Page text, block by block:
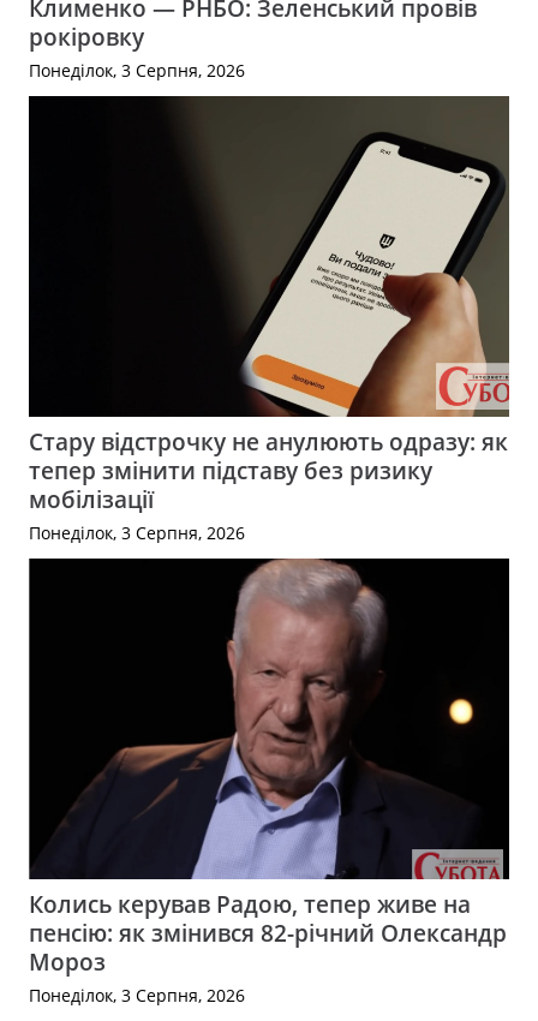
Клименко — РНБО: Зеленський провів
рокіровку
Понеділок, 3 Серпня, 2026
Стару відстрочку не анулюють одразу: як
тепер змінити підставу без ризику
мобілізації
Понеділок, 3 Серпня, 2026
Колись керував Радою, тепер живе на
пенсію: як змінився 82-річний Олександр
Мороз
Понеділок, 3 Серпня, 2026